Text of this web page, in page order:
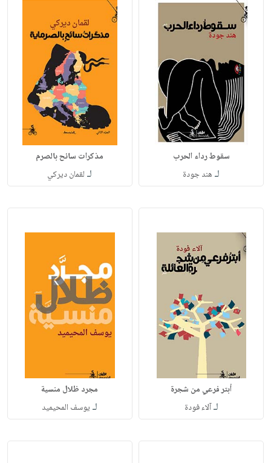
سقوط رداء الحرب
لـ هند جودة
مذكرات سائح بالصرم
لـ لقمان ديركي
أبتر فرعي من شجرة
لـآلاء فودة
مجرد ظلال منسية
لـ يوسف المحيميد